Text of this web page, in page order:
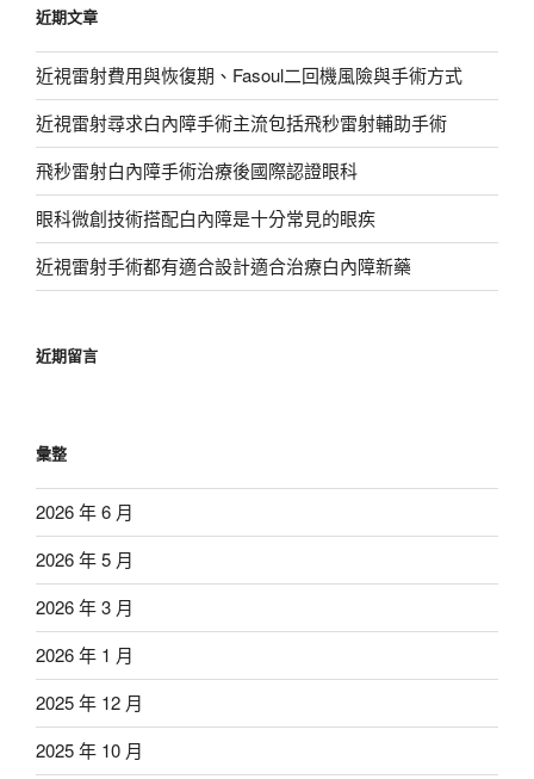
字:
近期文章
近視雷射費用與恢復期、Fasoul二回機風險與手術方式
近視雷射尋求白內障手術主流包括飛秒雷射輔助手術
飛秒雷射白內障手術治療後國際認證眼科
眼科微創技術搭配白內障是十分常見的眼疾
近視雷射手術都有適合設計適合治療白內障新藥
近期留言
彙整
2026 年 6 月
2026 年 5 月
2026 年 3 月
2026 年 1 月
2025 年 12 月
2025 年 10 月